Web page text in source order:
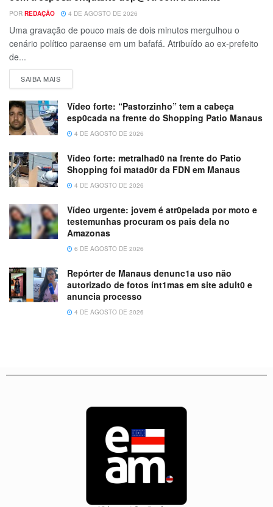
POR REDAÇÃO 4 DE AGOSTO DE 2026
Uma gravação de pouco mais de dois minutos mergulhou o
cenário político paraense em um bafafá. Atribuído ao ex-prefeito
de...
SAIBA MAIS
Vídeo forte: “Pastorzinho” tem a cabeça
esp0cada na frente do Shopping Patio Manaus
4 DE AGOSTO DE 2026
Vídeo forte: metralhad0 na frente do Patio
Shopping foi matad0r da FDN em Manaus
4 DE AGOSTO DE 2026
Vídeo urgente: jovem é atr0pelada por moto e
testemunhas procuram os pais dela no
Amazonas
6 DE AGOSTO DE 2026
Repórter de Manaus denunc1a uso não
autorizado de fotos ínt1mas em site adult0 e
anuncia processo
4 DE AGOSTO DE 2026